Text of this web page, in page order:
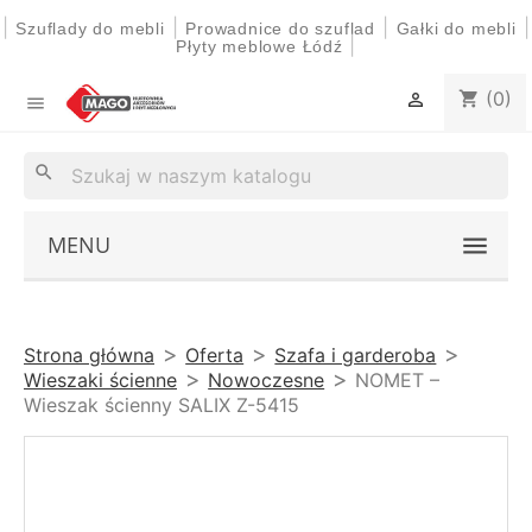
Szuflady do mebli Prowadnice do szuflad Gałki do mebli
Płyty meblowe Łódź
 shopping_cart (0)

search
MENU
Strona główna Oferta
Szafa i garderoba
Wieszaki ścienne
Nowoczesne
NOMET –
Wieszak ścienny SALIX Z-5415